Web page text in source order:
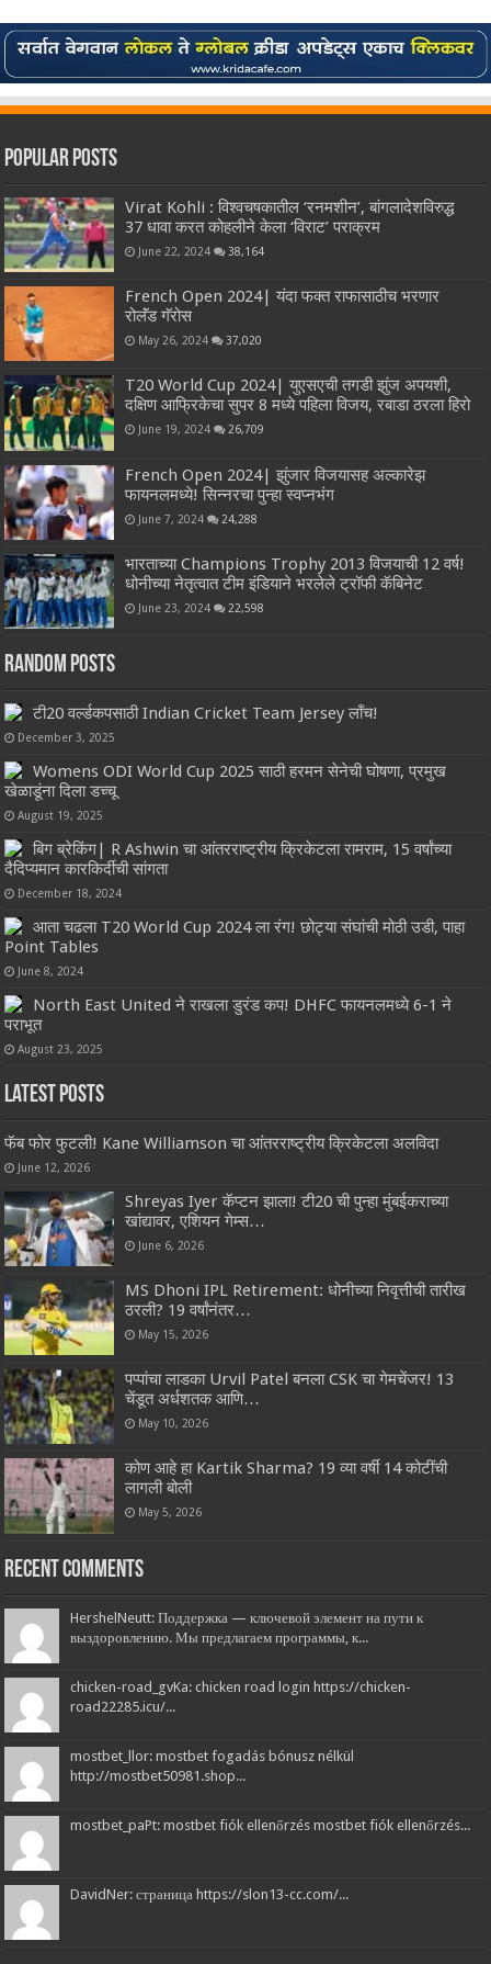
Popular Posts
Virat Kohli : विश्वचषकातील ‘रनमशीन’, बांगलादेशविरुद्ध
37 धावा करत कोहलीने केला ‘विराट’ पराक्रम
June 22, 2024 38,164
French Open 2024| यंदा फक्त राफासाठीच भरणार
रोलॅंड गॅरोस
May 26, 2024 37,020
T20 World Cup 2024| युएसएची तगडी झुंज अपयशी,
दक्षिण आफ्रिकेचा सुपर 8 मध्ये पहिला विजय, रबाडा ठरला हिरो
June 19, 2024 26,709
French Open 2024| झुंजार विजयासह अल्कारेझ
फायनलमध्ये! सिन्नरचा पुन्हा स्वप्नभंग
June 7, 2024 24,288
भारताच्या Champions Trophy 2013 विजयाची 12 वर्ष!
धोनीच्या नेतृत्वात टीम इंडियाने भरलेले ट्रॉफी कॅबिनेट
June 23, 2024 22,598
Random Posts
टी20 वर्ल्डकपसाठी Indian Cricket Team Jersey लॉंच!
December 3, 2025
Womens ODI World Cup 2025 साठी हरमन सेनेची घोषणा, प्रमुख
खेळाडूंना दिला डच्चू
August 19, 2025
बिग ब्रेकिंग| R Ashwin चा आंतरराष्ट्रीय क्रिकेटला रामराम, 15 वर्षांच्या
दैदिप्यमान कारकिर्दीची सांगता
December 18, 2024
आता चढला T20 World Cup 2024 ला रंग! छोट्या संघांची मोठी उडी, पाहा
Point Tables
June 8, 2024
North East United ने राखला डुरंड कप! DHFC फायनलमध्ये 6-1 ने
पराभूत
August 23, 2025
Latest Posts
फॅब फोर फुटली! Kane Williamson चा आंतरराष्ट्रीय क्रिकेटला अलविदा
June 12, 2026
Shreyas Iyer कॅप्टन झाला! टी20 ची पुन्हा मुंबईकराच्या
खांद्यावर, एशियन गेम्स…
June 6, 2026
MS Dhoni IPL Retirement: धोनीच्या निवृत्तीची तारीख
ठरली? 19 वर्षांनंतर…
May 15, 2026
पप्पांचा लाडका Urvil Patel बनला CSK चा गेमचेंजर! 13
चेंडूत अर्धशतक आणि…
May 10, 2026
कोण आहे हा Kartik Sharma? 19 व्या वर्षी 14 कोटींची
लागली बोली
May 5, 2026
Recent Comments
HershelNeutt: Поддержка — ключевой элемент на пути к
выздоровлению. Мы предлагаем программы, к...
chicken-road_gvKa: chicken road login https://chicken-
road22285.icu/...
mostbet_llor: mostbet fogadás bónusz nélkül
http://mostbet50981.shop...
mostbet_paPt: mostbet fiók ellenőrzés mostbet fiók ellenőrzés...
DavidNer: страница https://slon13-cc.com/...